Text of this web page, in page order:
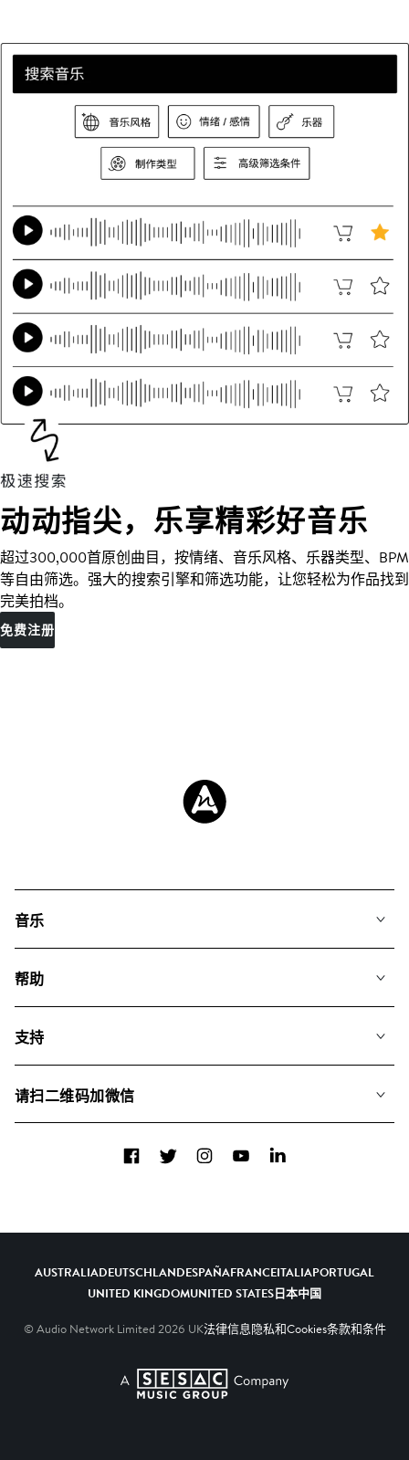
动动指尖，乐享精彩好音乐
超过300,000首原创曲目，按情绪、音乐风格、乐器类型、BPM
等自由筛选。强大的搜索引擎和筛选功能，让您轻松为作品找到
完美拍档。
免费注册
音乐
搜索
专辑
帮助
我们如何运用AI
支持
关于我们
请扫二维码加微信
FacebookTwitterInstagramYouTubeLinkedIn
AUSTRALIADEUTSCHLANDESPAÑAFRANCEITALIAPORTUGAL
UNITED KINGDOMUNITED STATES日本中国
© Audio Network Limited 2026 UK法律信息隐私和Cookies条款和条件
A SESAC Company